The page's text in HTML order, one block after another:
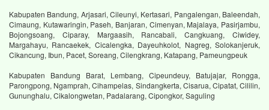
Kabupaten Bandung, Arjasari, Cileunyi, Kertasari, Pangalengan, Baleendah,
Cimaung, Kutawaringin, Paseh, Banjaran, Cimenyan, Majalaya, Pasirjambu,
Bojongsoang, Ciparay, Margaasih, Rancabali, Cangkuang, Ciwidey,
Margahayu, Rancaekek, Cicalengka, Dayeuhkolot, Nagreg, Solokanjeruk,
Cikancung, Ibun, Pacet, Soreang, Cilengkrang, Katapang, Pameungpeuk
Kabupaten Bandung Barat, Lembang, Cipeundeuy, Batujajar, Rongga,
Parongpong, Ngamprah, Cihampelas, Sindangkerta, Cisarua, Cipatat, Cililin,
Gununghalu, Cikalongwetan, Padalarang, Cipongkor, Saguling